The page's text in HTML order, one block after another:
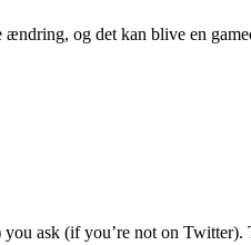
ændring, og det kan blive en
you ask (if you’re not on